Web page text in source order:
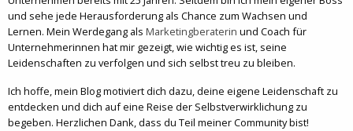
und sehe jede Herausforderung als Chance zum Wachsen und
Lernen. Mein Werdegang als Marketingberaterin und Coach für
Unternehmerinnen hat mir gezeigt, wie wichtig es ist, seine
Leidenschaften zu verfolgen und sich selbst treu zu bleiben.
Ich hoffe, mein Blog motiviert dich dazu, deine eigene Leidenschaft zu
entdecken und dich auf eine Reise der Selbstverwirklichung zu
begeben. Herzlichen Dank, dass du Teil meiner Community bist!